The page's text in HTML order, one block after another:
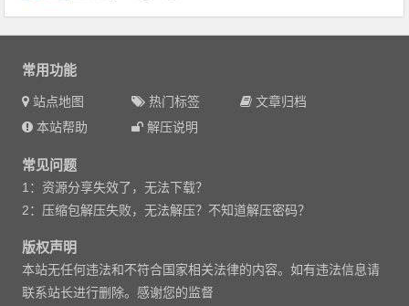
常用功能
站点地图 热门标签
文章归档
本站帮助
解压说明
常见问题
1：资源分享失效了，无法下载？
2：压缩包解压失败，无法解压？不知道解压密码？
版权声明
本站无任何违法和不符合国家相关法律的内容。如有违法信息请
联系站长进行删除。感谢您的监督